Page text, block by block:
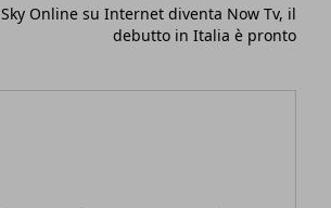
Sky Online su Internet diventa Now Tv, il
debutto in Italia è pronto